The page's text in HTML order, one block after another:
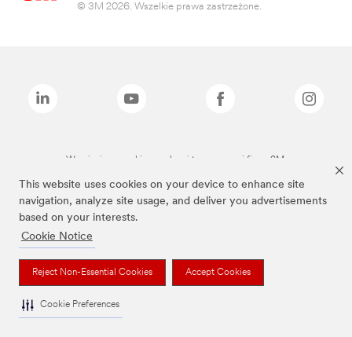
This website uses cookies on your device to enhance site
navigation, analyze site usage, and deliver you advertisements
based on your interests.
Cookie Notice
Reject Non-Essential Cookies Accept Cookies
Cookie Preferences
© 3M 2026. Wszelkie prawa zastrzeżone.
Wymienione marki są znakami towarowymi firmy 3M.